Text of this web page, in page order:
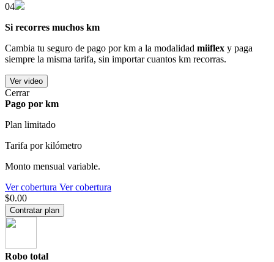
04
Si recorres muchos km
Cambia tu seguro de pago por km a la modalidad miiflex y paga
siempre la misma tarifa, sin importar cuantos km recorras.
Ver video
Cerrar
Pago por km
Plan limitado
Tarifa por kilómetro
Monto mensual variable.
Ver cobertura Ver cobertura
$0.00
Contratar plan
Robo total